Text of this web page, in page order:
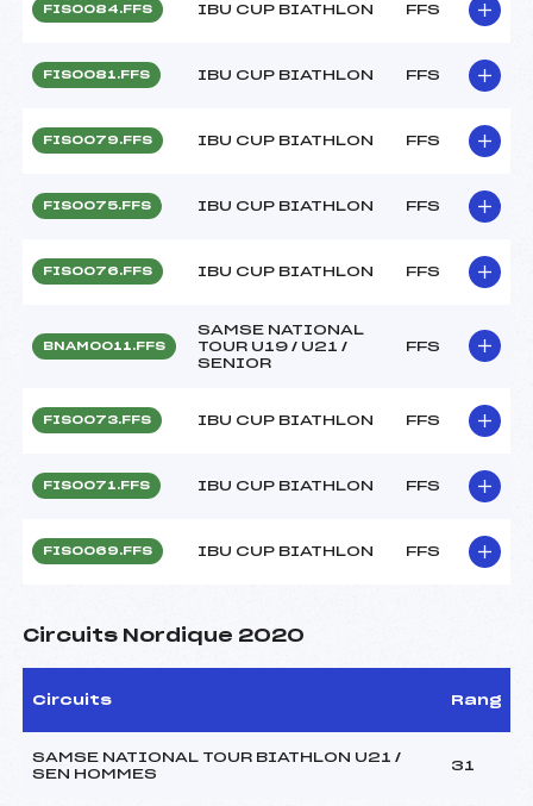
FIS0084.FFS IBU CUP BIATHLON FFS
FIS0081.FFS IBU CUP BIATHLON FFS
FIS0079.FFS IBU CUP BIATHLON FFS
FIS0075.FFS IBU CUP BIATHLON FFS
FIS0076.FFS IBU CUP BIATHLON FFS
BNAM0011.FFS
SAMSE NATIONAL
TOUR U19 / U21 /
SENIOR
FFS
FIS0073.FFS IBU CUP BIATHLON FFS
FIS0071.FFS IBU CUP BIATHLON FFS
FIS0069.FFS IBU CUP BIATHLON FFS
Circuits Nordique 2020
Circuits Rang
SAMSE NATIONAL TOUR BIATHLON U21 /
SEN HOMMES
31